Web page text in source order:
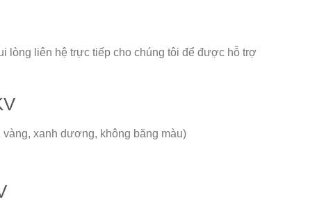
lòng liên hệ trực tiếp cho chúng tôi để được hỗ trợ
vàng, xanh dương, không băng màu)